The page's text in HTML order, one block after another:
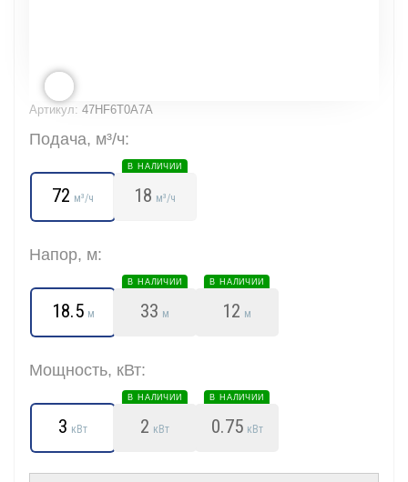
Артикул: 47HF6T0A7A
Подача, м³/ч:
72 м³/ч 18
В НАЛИЧИИ
м³/ч
Напор, м:
18.5 м 33
В НАЛИЧИИ
м 12
В НАЛИЧИИ
м
Мощность, кВт:
3 кВт 2
В НАЛИЧИИ
кВт 0.75
В НАЛИЧИИ
кВт